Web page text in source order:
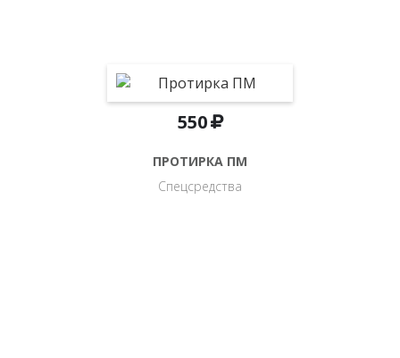
550
ПРОТИРКА ПМ
Спецсредства